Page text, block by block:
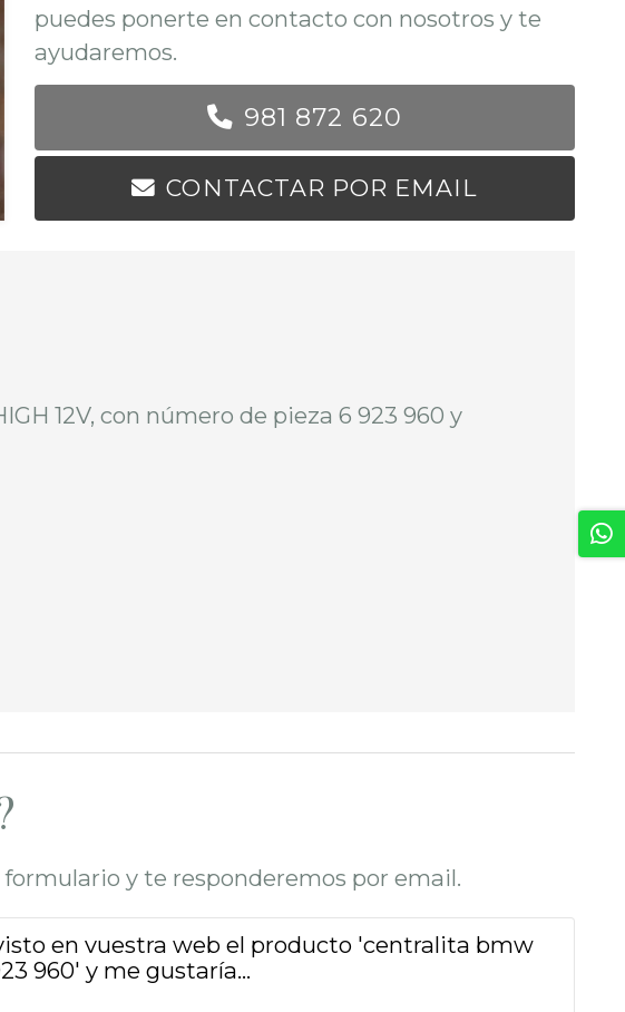
puedes ponerte en contacto con nosotros y te
ayudaremos.
981 872 620
CONTACTAR POR EMAIL
12V, con número de pieza 6 923 960 y
y te responderemos por email.